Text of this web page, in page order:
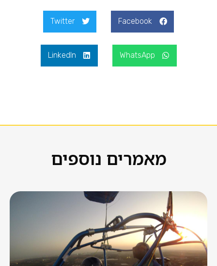
Facebook
Twitter
WhatsApp
LinkedIn
מאמרים נוספים